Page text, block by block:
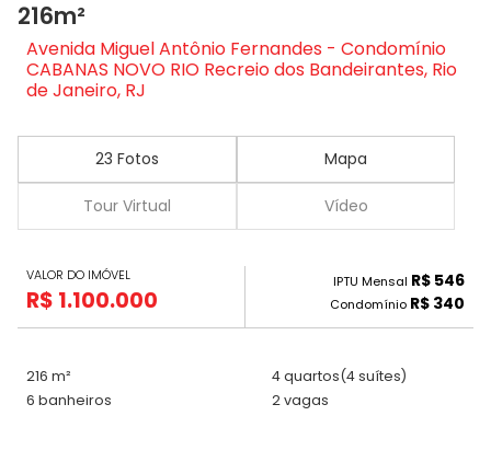
216m²
Avenida Miguel Antônio Fernandes - Condomínio
CABANAS NOVO RIO Recreio dos Bandeirantes, Rio
de Janeiro, RJ
23 Fotos Mapa
Tour Virtual Vídeo
VALOR DO IMÓVEL
R$ 1.100.000
IPTU Mensal R$ 546
Condomínio R$ 340
216 m² 4 quartos(4 suítes)
6 banheiros
2 vagas